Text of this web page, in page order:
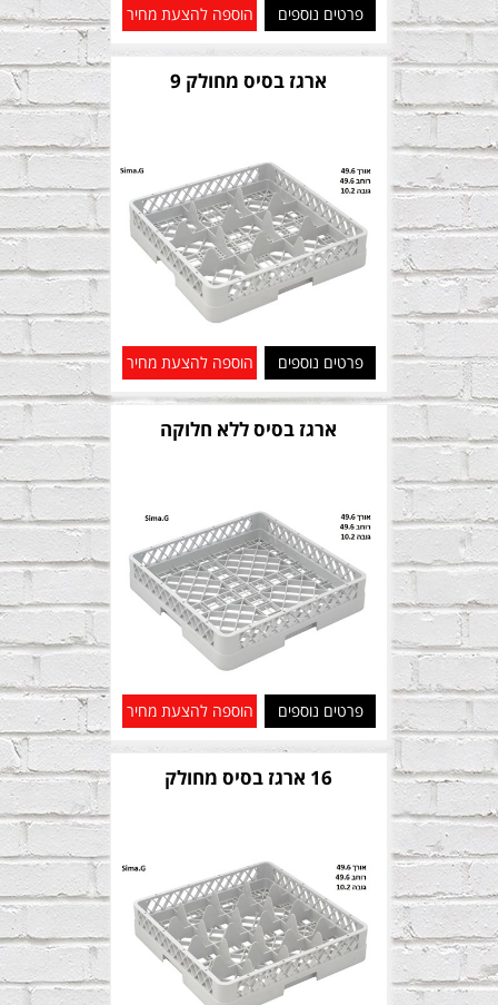
פרטים נוספים הוספה להצעת מחיר
ארגז בסיס מחולק 9
פרטים נוספים הוספה להצעת מחיר
ארגז בסיס ללא חלוקה
פרטים נוספים הוספה להצעת מחיר
16 ארגז בסיס מחולק